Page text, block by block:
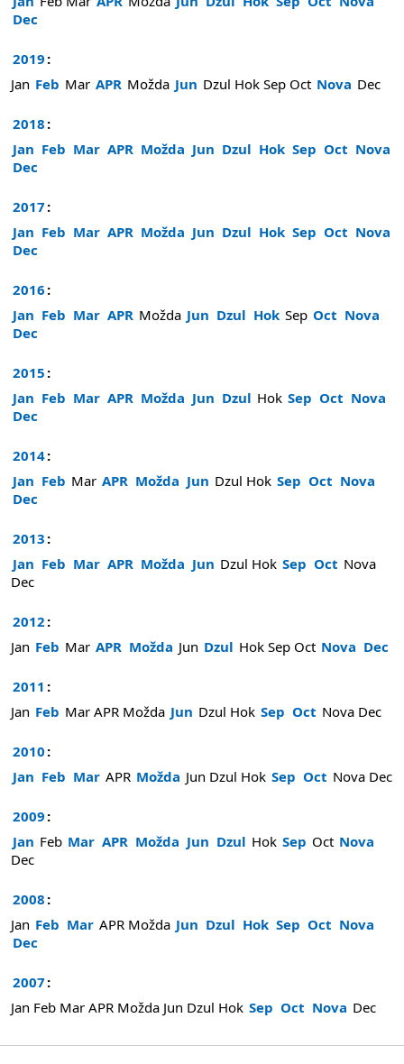
Dec
2019 :
Jan Feb Mar APR Možda Jun Dzul Hok Sep Oct Nova Dec
2018 :
Jan Feb Mar APR Možda Jun Dzul Hok Sep Oct Nova
Dec
2017 :
Jan Feb Mar APR Možda Jun Dzul Hok Sep Oct Nova
Dec
2016 :
Jan Feb Mar APR Možda Jun Dzul Hok Sep Oct Nova
Dec
2015 :
Jan Feb Mar APR Možda Jun Dzul Hok Sep Oct Nova
Dec
2014:
Jan Feb Mar APR Možda Jun Dzul Hok Sep Oct Nova
Dec
2013 :
Jan Feb Mar APR Možda Jun Dzul Hok Sep Oct Nova
Dec
2012 :
Jan Feb Mar APR Možda Jun Dzul Hok Sep Oct Nova Dec
2011 :
Jan Feb Mar APR Možda Jun Dzul Hok Sep Oct Nova Dec
2010 :
Jan Feb Mar APR Možda Jun Dzul Hok Sep Oct Nova Dec
2009 :
Jan Feb Mar APR Možda Jun Dzul Hok Sep Oct Nova
Dec
2008 :
Jan Feb Mar APR Možda Jun Dzul Hok Sep Oct Nova
Dec
2007 :
Jan Feb Mar APR Možda Jun Dzul Hok Sep Oct Nova Dec